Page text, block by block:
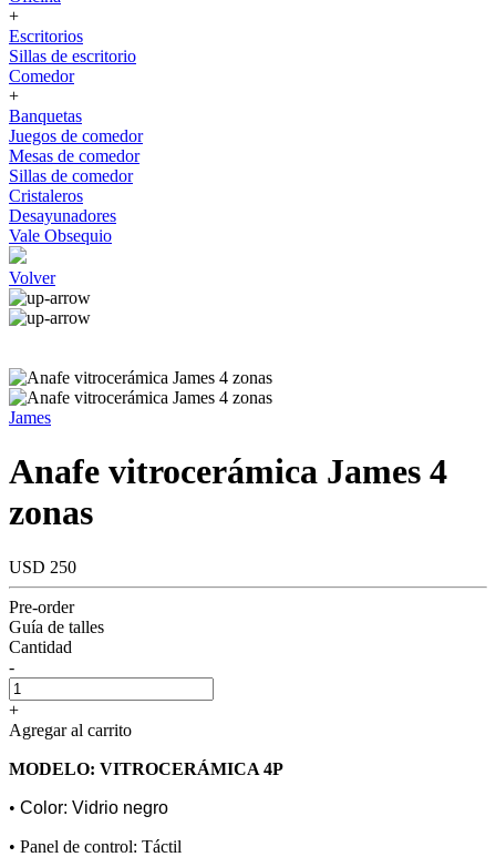
+
Escritorios
Sillas de escritorio
Comedor
+
Banquetas
Juegos de comedor
Mesas de comedor
Sillas de comedor
Cristaleros
Desayunadores
Vale Obsequio
Volver
James
Anafe vitrocerámica James 4
zonas
USD 250
Pre-order
Guía de talles
Cantidad
-
+
Agregar al carrito
MODELO: VITROCERÁMICA 4P
• Color: Vidrio negro
• Panel de control: Táctil